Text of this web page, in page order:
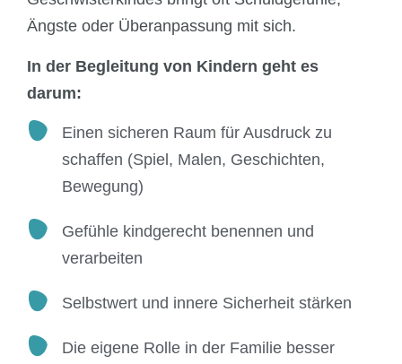
Ängste oder Überanpassung mit sich.
In der Begleitung von Kindern geht es
darum:
Einen sicheren Raum für Ausdruck zu
schaffen (Spiel, Malen, Geschichten,
Bewegung)
Gefühle kindgerecht benennen und
verarbeiten
Selbstwert und innere Sicherheit stärken
Die eigene Rolle in der Familie besser